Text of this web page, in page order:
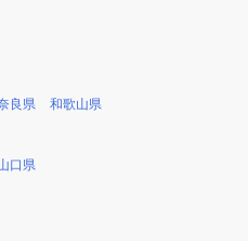
良県 和歌山県
口県